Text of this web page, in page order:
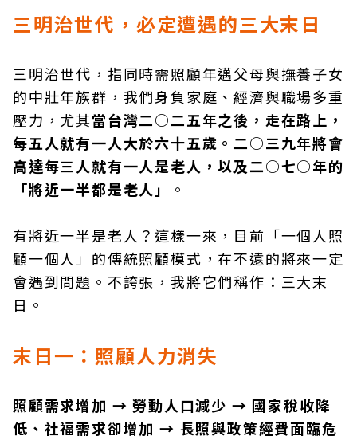
三明治世代，必定遭遇的三大末日
三明治世代，指同時需照顧年邁父母與撫養子女
的中壯年族群，我們身負家庭、經濟與職場多重
壓力，尤其當台灣二○二五年之後，走在路上，
每五人就有一人大於六十五歲。二○三九年將會
高達每三人就有一人是老人，以及二○七○年的
「將近一半都是老人」
。
有將近一半是老人？這樣一來，目前「一個人照
顧一個人」的傳統照顧模式，在不遠的將來一定
會遇到問題。不誇張，我將它們稱作：三大末
日。
末日一：照顧人力消失
照顧需求增加 → 勞動人口減少 → 國家稅收降
低、社福需求卻增加 → 長照與政策經費面臨危